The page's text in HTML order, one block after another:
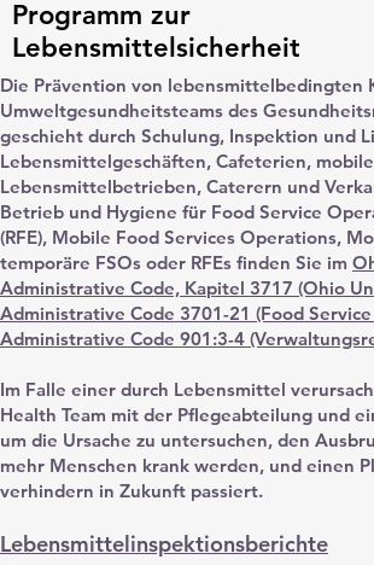
Programm zur
Lebensmittelsicherheit
Die Prävention von lebensmittelbedingten
Umweltgesundheitsteams des
geschieht durch Schulung, Inspektion und
Lebensmittelgeschäften, Cafeterien,
Lebensmittelbetrieben, Caterern und
Betrieb und Hygiene für Food Service
(RFE), Mobile Food Services Operations,
temporäre FSOs oder RFEs finden Sie im
Administrative Code, Kapitel 3717 (Ohio
Administrative Code 3701-21 (Food
Administrative Code 901:3-4
Im Falle einer durch Lebensmittel
Health Team mit der Pflegeabteilung und
um die Ursache zu untersuchen, den
mehr Menschen krank werden, und einen
verhindern in Zukunft passiert.
Lebensmittelinspektionsberichte